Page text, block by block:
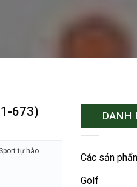
673)
tự hào
DANH
Các sản
Golf